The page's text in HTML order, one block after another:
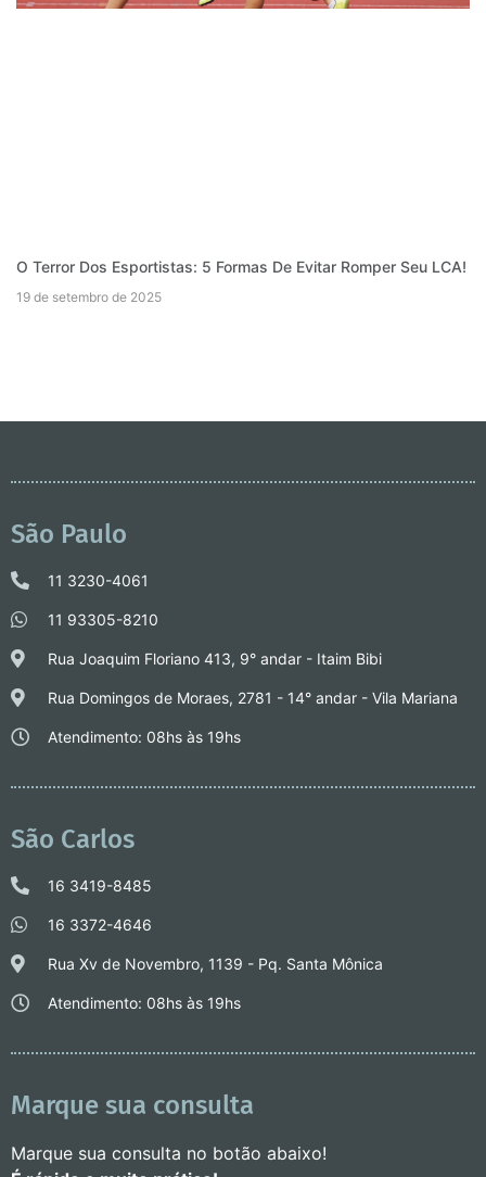
O Terror Dos Esportistas: 5 Formas De Evitar Romper Seu LCA!
19 de setembro de 2025
São Paulo
11 3230-4061
11 93305-8210
Rua Joaquim Floriano 413, 9° andar - Itaim Bibi
Rua Domingos de Moraes, 2781 - 14° andar - Vila Mariana
Atendimento: 08hs às 19hs
São Carlos
16 3419-8485
16 3372-4646
Rua Xv de Novembro, 1139 - Pq. Santa Mônica
Atendimento: 08hs às 19hs
Marque sua consulta
Marque sua consulta no botão abaixo!